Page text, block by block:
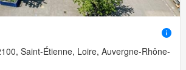
Saint-Étienne, Loire, Auvergne-Rhône-